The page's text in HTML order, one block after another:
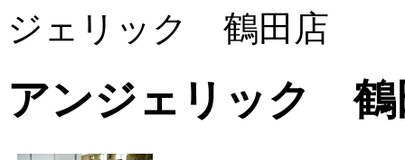
ジェリック 鶴田店
アンジェリック 鶴